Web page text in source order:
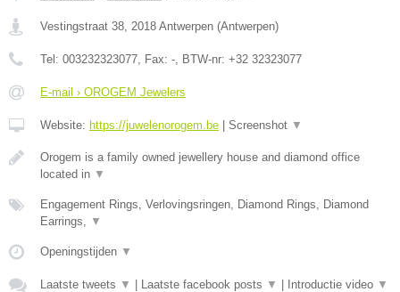
Vestingstraat 38, 2018 Antwerpen (Antwerpen)
Tel: 003232323077, Fax: -, BTW-nr: +32 32323077
E-mail › OROGEM Jewelers
Website: https://juwelenorogem.be Screenshot ▼
Orogem is a family owned jewellery house and diamond office
located in ▼
Engagement Rings, Verlovingsringen, Diamond Rings, Diamond
Earrings, ▼
Openingstijden ▼
Laatste tweets ▼ Laatste facebook posts ▼ Introductie video ▼